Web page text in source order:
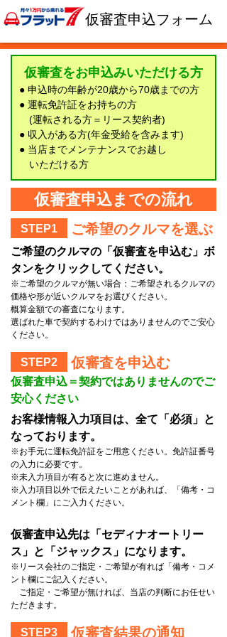
仮審査申込フォーム
仮審査をお申込みいただける方
● 申込時の年齢が20歳から70歳までの方
● 運転免許証をお持ちの方
(運転される方＝リース契約者)
● 収入がある方(年金受給を含みます)
● 当店までメンテナンスでお越し
いただける方
仮審査申込までの流れ
STEP1 ご希望のクルマを選ぶ
ご希望のクルマの「仮審査を申込む」ボ
タンをクリックしてください。
※ご希望のクルマが無い場合：ご希望されるクルマの
価格や形が近いクルマをお選びください。
概算金額での審査になります。
選ばれた車で契約するわけではありませんのでご安心
ください。
STEP2 仮審査を申込む
仮審査申込＝契約ではありませんのでご
安心ください
お客様情報入力項目は、全て「必須」と
なっております。
※お手元に運転免許証をご用意ください。免許証番号
の入力に必要です。
※未入力項目が有ると次に進めません。
※入力項目以外で伝えたいことがあれば、「備考・コ
メント欄」にご入力ください。
仮審査申込先は「セディナオートリー
ス」と「ジャックス」になります。
※リース会社のご指定・ご希望が有れば「備考・コメ
ント欄にご記入ください。
ご指定・ご希望が無ければ、当店の判断にお任せい
ただきます。
STEP3 仮審査結果の通知